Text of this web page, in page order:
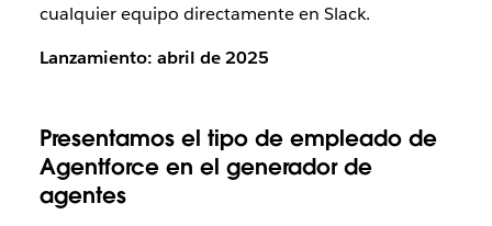
cualquier equipo directamente en Slack.
Lanzamiento: abril de 2025
Presentamos el tipo de empleado de
Agentforce en el generador de
agentes